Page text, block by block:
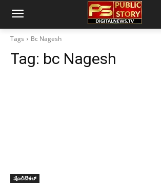
Tags Bc Nagesh
Tag: bc Nagesh
ಪೊಲಿಟಿಕಲ್